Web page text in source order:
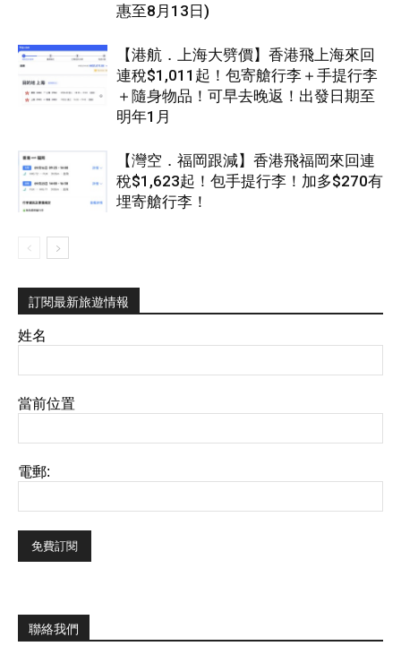
惠至8月13日)
【港航．上海大劈價】香港飛上海來回
連稅$1,011起！包寄艙行李＋手提行李
＋隨身物品！可早去晚返！出發日期至
明年1月
【灣空．福岡跟減】香港飛福岡來回連
稅$1,623起！包手提行李！加多$270有
埋寄艙行李！
訂閱最新旅遊情報
姓名
當前位置
電郵:
聯絡我們